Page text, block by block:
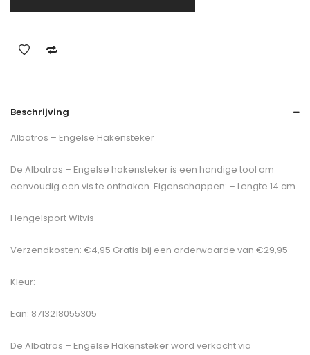
Beschrijving
Albatros – Engelse Hakensteker
De Albatros – Engelse hakensteker is een handige tool om
eenvoudig een vis te onthaken. Eigenschappen: – Lengte 14 cm
Hengelsport Witvis
Verzendkosten: €4,95 Gratis bij een orderwaarde van €29,95
Kleur:
Ean: 8713218055305
De Albatros – Engelse Hakenstekerword verkocht via